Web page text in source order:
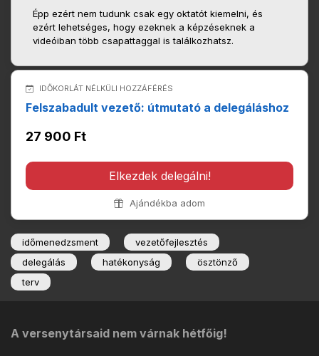
Épp ezért nem tudunk csak egy oktatót kiemelni, és
ezért lehetséges, hogy ezeknek a képzéseknek a
videóiban több csapattaggal is találkozhatsz.
IDŐKORLÁT NÉLKÜLI HOZZÁFÉRÉS
Felszabadult vezető: útmutató a delegáláshoz
27 900 Ft
Elkezdek delegálni!
Ajándékba adom
időmenedzsment
vezetőfejlesztés
delegálás
hatékonyság
ösztönző
terv
A versenytársaid nem várnak hétfőig!